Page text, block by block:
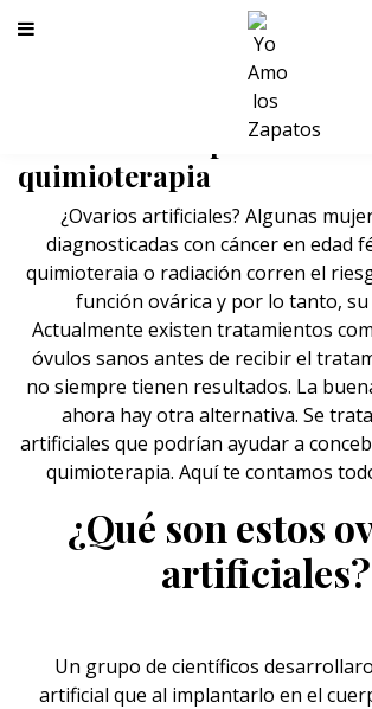
Ovarios artificiales
a concebir después de la
quimioterapia
¿Ovarios artificiales? Algunas
diagnosticadas con cáncer en edad
quimioteraia o radiación corren el
función ovárica y por lo tanto,
Actualmente existen tratamientos
óvulos sanos antes de recibir el
no siempre tienen resultados. La
ahora hay otra alternativa. Se
artificiales que podrían ayudar a
quimioterapia. Aquí te contamos
¿Qué son estos
artificiales?
Un grupo de científicos
artificial que al implantarlo en el